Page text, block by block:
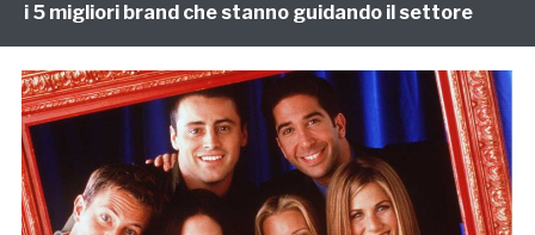
migliori brand che stanno guidando il settore